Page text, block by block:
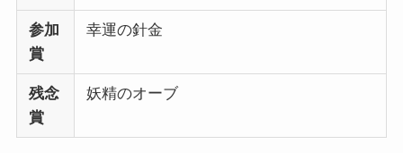
参加
賞
幸運の針金
残念
賞
妖精のオーブ